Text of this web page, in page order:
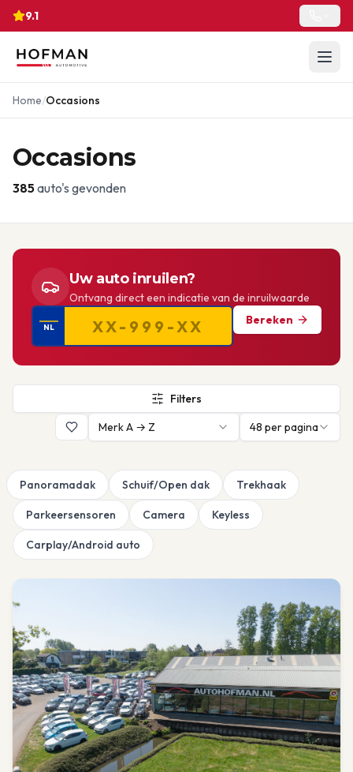
9.1
Home/Occasions
Occasions
385 auto's gevonden
Uw auto inruilen?
Ontvang direct een indicatie van de inruilwaarde
NL
Bereken
Filters
Merk A → Z
48 per pagina
Panoramadak Schuif/Open dak Trekhaak
Parkeersensoren Camera Keyless
Carplay/Android auto